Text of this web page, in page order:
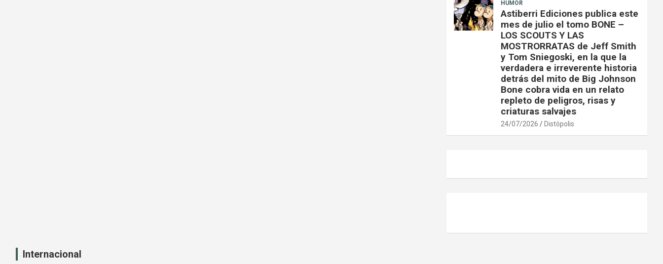
HUMOR
Astiberri Ediciones publica este
mes de julio el tomo BONE –
LOS SCOUTS Y LAS
MOSTRORRATAS de Jeff Smith
y Tom Sniegoski, en la que la
verdadera e irreverente historia
detrás del mito de Big Johnson
Bone cobra vida en un relato
repleto de peligros, risas y
criaturas salvajes
24/07/2026 Distópolis
Internacional